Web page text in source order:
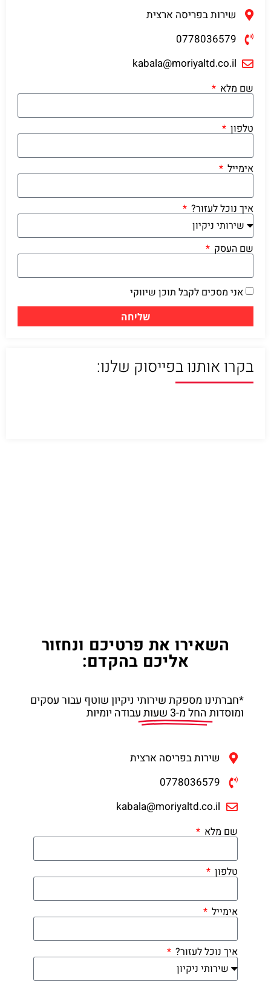
שירות בפריסה ארצית
0778036579
kabala@moriyaltd.co.il
שם מלא
טלפון
אימייל
איך נוכל לעזור?
שם העסק
אני מסכים לקבל תוכן שיווקי
שליחה
בקרו אותנו בפייסוק שלנו:
השאירו את פרטיכם ונחזור
אליכם בהקדם:
*חברתינו מספקת שירותי ניקיון שוטף עבור עסקים
ומוסדותהחל מ-3 שעות עבודה יומיות
שירות בפריסה ארצית
0778036579
kabala@moriyaltd.co.il
שם מלא
טלפון
אימייל
איך נוכל לעזור?